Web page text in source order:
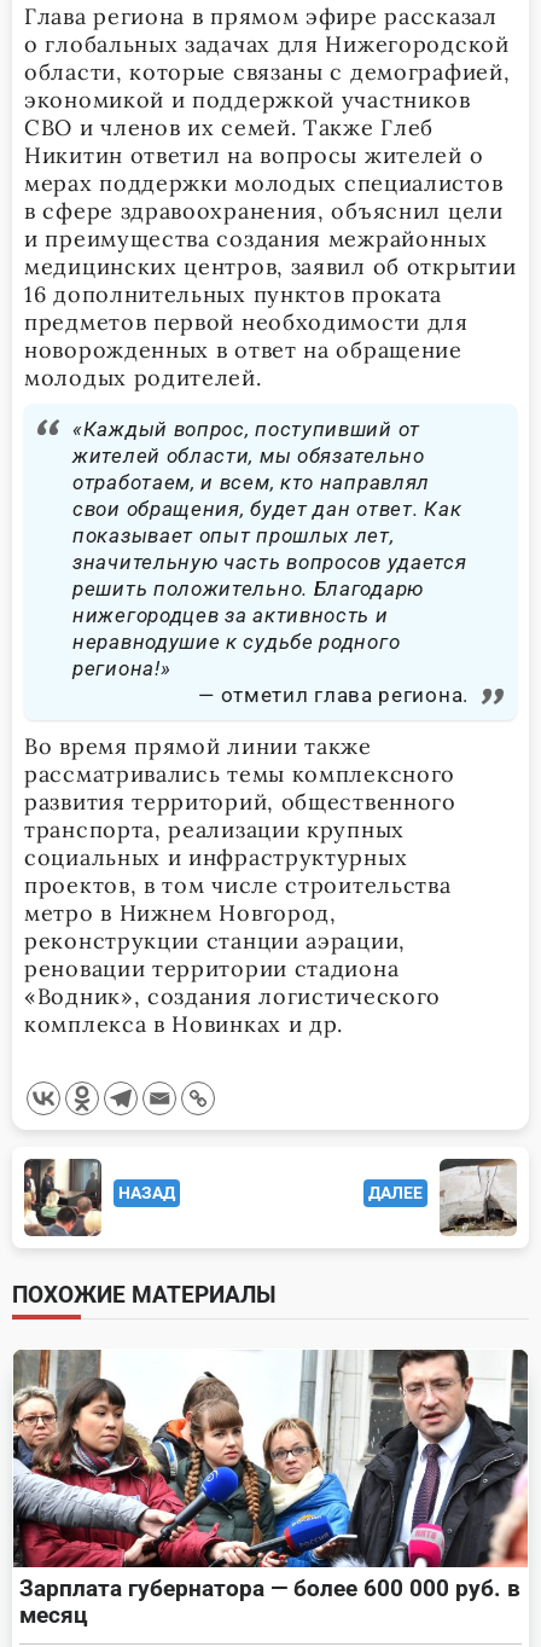
Глава региона в прямом эфире рассказал
о глобальных задачах для Нижегородской
области, которые связаны с демографией,
экономикой и поддержкой участников
СВО и членов их семей. Также Глеб
Никитин ответил на вопросы жителей о
мерах поддержки молодых специалистов
в сфере здравоохранения, объяснил цели
и преимущества создания межрайонных
медицинских центров, заявил об открытии
16 дополнительных пунктов проката
предметов первой необходимости для
новорожденных в ответ на обращение
молодых родителей.
«Каждый вопрос, поступивший от
жителей области, мы обязательно
отработаем, и всем, кто направлял
свои обращения, будет дан ответ. Как
показывает опыт прошлых лет,
значительную часть вопросов удается
решить положительно. Благодарю
нижегородцев за активность и
неравнодушие к судьбе родного
региона!»
отметил глава региона.
Во время прямой линии также
рассматривались темы комплексного
развития территорий, общественного
транспорта, реализации крупных
социальных и инфраструктурных
проектов, в том числе строительства
метро в Нижнем Новгород,
реконструкции станции аэрации,
реновации территории стадиона
«Водник», создания логистического
комплекса в Новинках и др.
<span
class="nav-
subtitle
screen-
reader-
text">Page</span>
НАЗАД ДАЛЕЕ
ПОХОЖИЕ МАТЕРИАЛЫ
Зарплата губернатора — более 600 000 руб. в
месяц